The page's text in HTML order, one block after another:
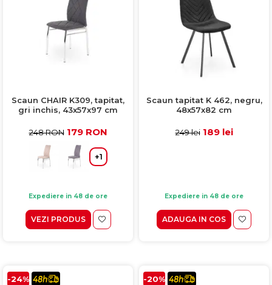
Scaun CHAIR K309, tapitat,
gri inchis, 43x57x97 cm
248 RON 179 RON
+1
Expediere in 48 de ore
VEZI PRODUS
Scaun tapitat K 462, negru,
48x57x82 cm
249 lei 189 lei
Expediere in 48 de ore
ADAUGA IN COS
-24% -20%